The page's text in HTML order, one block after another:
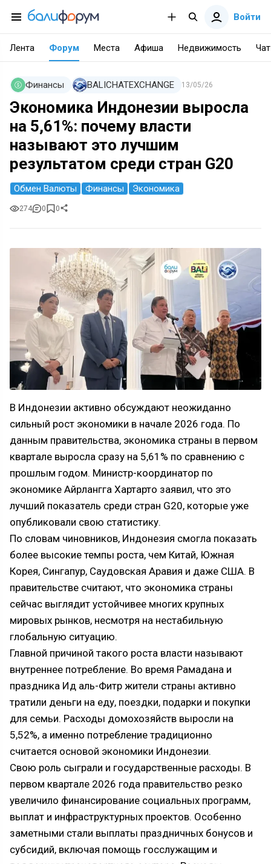
Войти
Лента Форум Места Афиша Недвижимость Чат
Финансы BALICHATEXCHANGE 13/05/26
Экономика Индонезии выросла
на 5,61%: почему власти
называют это лучшим
результатом среди стран G20
Обмен Валюты Финансы Экономика
274 0 0
В Индонезии активно обсуждают неожиданно
сильный рост экономики в начале 2026 года. По
данным правительства, экономика страны в первом
квартале выросла сразу на 5,61% по сравнению с
прошлым годом. Министр-координатор по
экономике Айрлангга Хартарто заявил, что это
лучший показатель среди стран G20, которые уже
опубликовали свою статистику.
По словам чиновников, Индонезия смогла показать
более высокие темпы роста, чем Китай, Южная
Корея, Сингапур, Саудовская Аравия и даже США. В
правительстве считают, что экономика страны
сейчас выглядит устойчивее многих крупных
мировых рынков, несмотря на нестабильную
глобальную ситуацию.
Главной причиной такого роста власти называют
внутреннее потребление. Во время Рамадана и
праздника Ид аль-Фитр жители страны активно
тратили деньги на еду, поездки, подарки и покупки
для семьи. Расходы домохозяйств выросли на
5,52%, а именно потребление традиционно
считается основой экономики Индонезии.
Свою роль сыграли и государственные расходы. В
первом квартале 2026 года правительство резко
увеличило финансирование социальных программ,
выплат и инфраструктурных проектов. Особенно
заметными стали выплаты праздничных бонусов и
субсидий, включая помощь госслужащим и